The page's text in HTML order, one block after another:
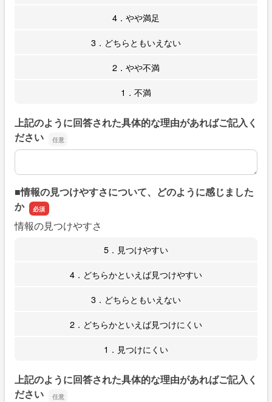
4．やや満足
3．どちらともいえない
2．やや不満
1．不満
上記のように回答された具体的な理由があればご記入く
ださい
上記のように回答された具体的な理由があればご記入くだ
■情報の見つけやすさについて、どのように感じました
か
情報の見つけやすさ
5．見つけやすい
4．どちらかといえば見つけやすい
3．どちらともいえない
2．どちらかといえば見つけにくい
1．見つけにくい
上記のように回答された具体的な理由があればご記入く
ださい